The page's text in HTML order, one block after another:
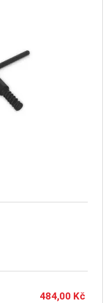
484,00 Kč